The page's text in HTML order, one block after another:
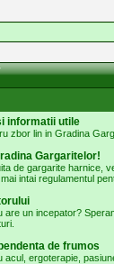
informatii utile
zbor lin in Gradina
Gargaritelor!
de gargarite harnice,
intai regulamentul
are un incepator?
de frumos
acul, ergoterapie,